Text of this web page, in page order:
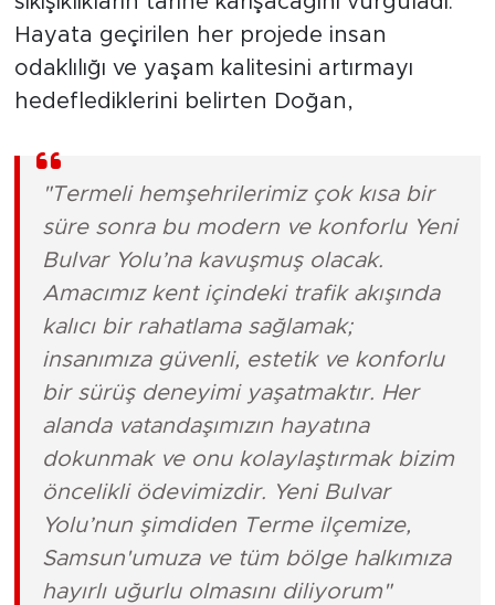
Hayata geçirilen her projede insan
odaklılığı ve yaşam kalitesini artırmayı
hedeflediklerini belirten Doğan,
"Termeli hemşehrilerimiz çok kısa bir
süre sonra bu modern ve konforlu Yeni
Bulvar Yolu’na kavuşmuş olacak.
Amacımız kent içindeki trafik akışında
kalıcı bir rahatlama sağlamak;
insanımıza güvenli, estetik ve konforlu
bir sürüş deneyimi yaşatmaktır. Her
alanda vatandaşımızın hayatına
dokunmak ve onu kolaylaştırmak bizim
öncelikli ödevimizdir. Yeni Bulvar
Yolu’nun şimdiden Terme ilçemize,
Samsun'umuza ve tüm bölge halkımıza
hayırlı uğurlu olmasını diliyorum"